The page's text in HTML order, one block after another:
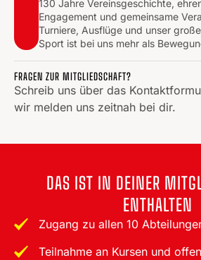
130 Jahre Vereinsgeschichte,
Engagement und gemeinsame
Turniere, Ausflüge und unser
Sport ist bei uns mehr als
FRAGEN ZUR MITGLIEDSCHAFT?
Schreib uns über das
wir melden uns zeitnah bei dir.
DAS IST IN DEINER
ENTHALTEN
Zugang zu allen 10
Teilnahme an Kursen und